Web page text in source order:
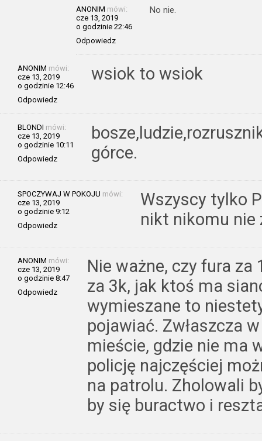
ANONIM mówi:
cze 13, 2019
o godzinie 22:46
Odpowiedz
No nie.
ANONIM mówi:
cze 13, 2019
o godzinie 12:46
Odpowiedz
wsiok to wsiok
BLONDI mówi:
cze 13, 2019
o godzinie 10:11
Odpowiedz
górce.
SPOCZYWAJ W POKOJU mówi:
cze 13, 2019
o godzinie 9:12
Odpowiedz
Wszyscy tylko
nikt nikomu nie
ANONIM mówi:
cze 13, 2019
o godzinie 8:47
Odpowiedz
Nie ważne, czy fura
za 3k, jak ktoś ma
wymieszane to
pojawiać. Zwłaszcza
mieście, gdzie nie ma
policję najczęściej
na patrolu. Zholowali
by się buractwo i